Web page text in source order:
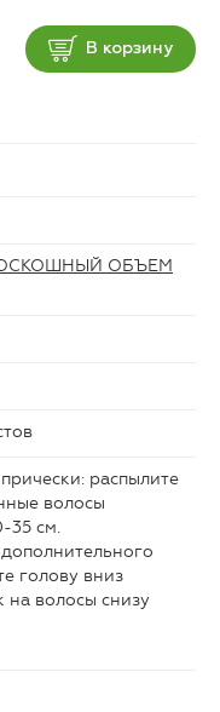
В корзину
ОБЪЕМ
распылите
волосы
35 см.
голову вниз
на волосы снизу